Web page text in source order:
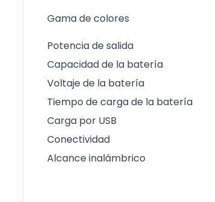
Gama de colores
Potencia de salida
Capacidad de la batería
Voltaje de la batería
Tiempo de carga de la batería
Carga por USB
Conectividad
Alcance inalámbrico